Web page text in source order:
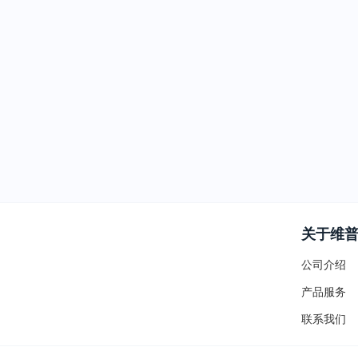
关于维普
公司介绍
产品服务
联系我们